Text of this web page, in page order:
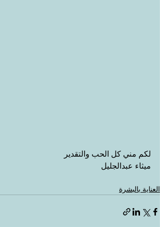
لكم مني كل الحب والتقدير
ميثاء عبدالجليل
العناية بالبشرة